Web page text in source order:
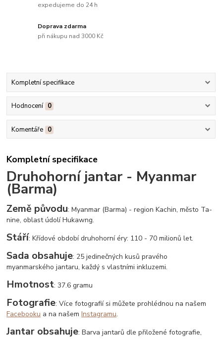
expedujeme do 24 h
Doprava zdarma
při nákupu nad 3000 Kč
Kompletní specifikace
Hodnocení 0
Komentáře 0
Kompletní specifikace
Druhohorní jantar - Myanmar
(Barma)
Země původu: Myanmar (Barma) - region Kachin, město Ta-
nine, oblast údolí Hukawng.
Stáří: Křídové období druhohorní éry: 110 - 70 milionů let.
Sada obsahuje: 25 jedinečných kusů pravého
myanmarského jantaru, každý s vlastními inkluzemi.
Hmotnost: 37.6 gramu
Fotografie: Více fotografií si můžete prohlédnou na našem
Facebooku a na našemInstagramu.
Jantar obsahuje: Barva jantarů dle přiložené fotografie,